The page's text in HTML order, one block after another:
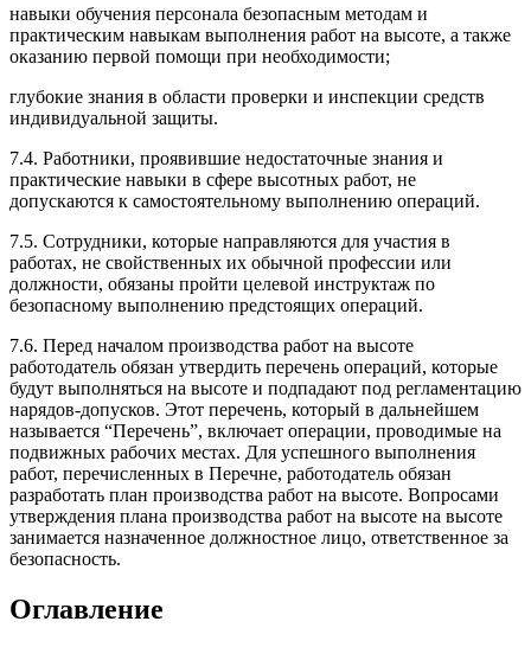
навыки обучения персонала безопасным методам и
практическим навыкам выполнения работ на высоте, а также
оказанию первой помощи при необходимости;
глубокие знания в области проверки и инспекции средств
индивидуальной защиты.
7.4. Работники, проявившие недостаточные знания и
практические навыки в сфере высотных работ, не
допускаются к самостоятельному выполнению операций.
7.5. Сотрудники, которые направляются для участия в
работах, не свойственных их обычной профессии или
должности, обязаны пройти целевой инструктаж по
безопасному выполнению предстоящих операций.
7.6. Перед началом производства работ на высоте
работодатель обязан утвердить перечень операций, которые
будут выполняться на высоте и подпадают под регламентацию
нарядов-допусков. Этот перечень, который в дальнейшем
называется “Перечень”, включает операции, проводимые на
подвижных рабочих местах. Для успешного выполнения
работ, перечисленных в Перечне, работодатель обязан
разработать план производства работ на высоте. Вопросами
утверждения плана производства работ на высоте на высоте
занимается назначенное должностное лицо, ответственное за
безопасность.
Оглавление